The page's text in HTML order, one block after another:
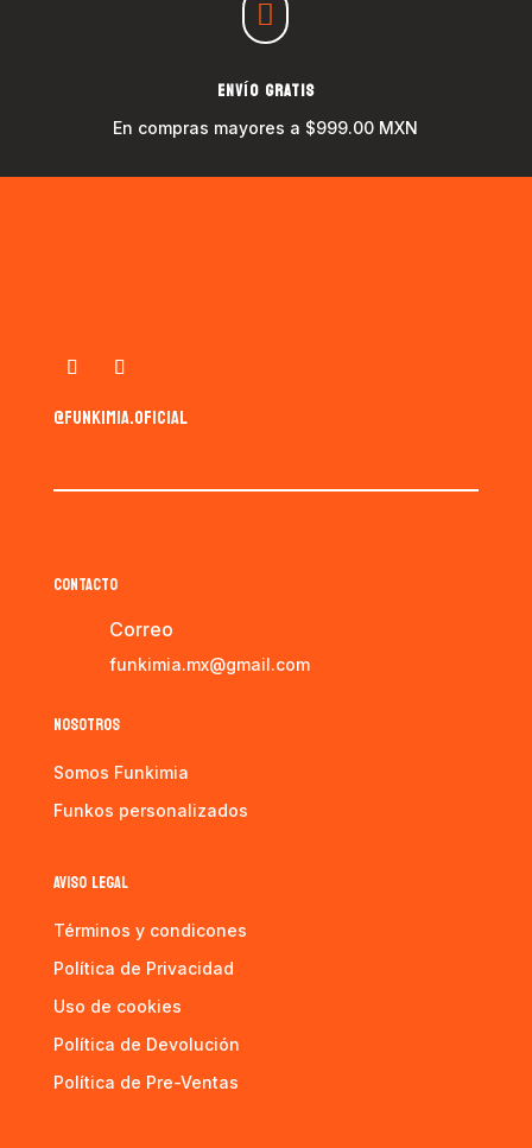

ENVÍO GRATIS
En compras mayores a $999.00 MXN
@funkimia.oficial
CONTACTO
Correo
funkimia.mx@gmail.com
NOSOTROS
Somos Funkimia
Funkos personalizados
AVISO LEGAL
Términos y condicones
Política de Privacidad
Uso de cookies
Política de Devolución
Política de Pre-Ventas